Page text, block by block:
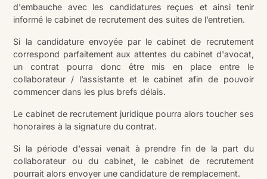
d'embauche avec les candidatures reçues et ainsi tenir
informé le cabinet de recrutement des suites de l’entretien.
Si la candidature envoyée par le cabinet de recrutement
correspond parfaitement aux attentes du cabinet d'avocat,
un contrat pourra donc être mis en place entre le
collaborateur / l’assistante et le cabinet afin de pouvoir
commencer dans les plus brefs délais.
Le cabinet de recrutement juridique pourra alors toucher ses
honoraires à la signature du contrat.
Si la période d'essai venait à prendre fin de la part du
collaborateur ou du cabinet, le cabinet de recrutement
pourrait alors envoyer une candidature de remplacement.